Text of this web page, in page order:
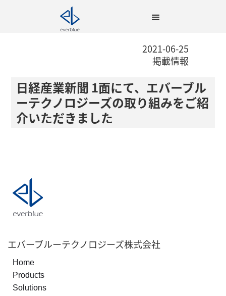
2021-06-25
掲載情報
日経産業新聞 1面にて、エバーブル
ーテクノロジーズの取り組みをご紹
介いただきました
エバーブルーテクノロジーズ株式会社
Home
Products
Solutions